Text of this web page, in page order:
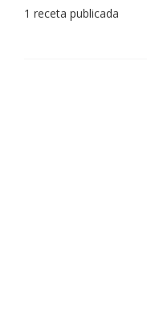
1 receta publicada